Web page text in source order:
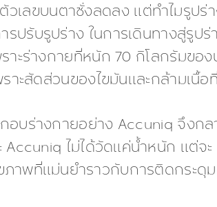
ลขบนตาชั่งลดลง แต่ทำไมรูปร่
ปรับรูปร่าง ในการเดินทางสู่รูป
าะร่างกายที่หนัก 70 กิโลกรัมข
าะสัดส่วนของไขมันและกล้ามเนื้
กอบร่างกายอย่าง Accuniq จึง
Accuniq ไม่ได้วัดแค่น้ำหนัก แต่
ภาพที่แม่นยำราวกับการติดกระดุ